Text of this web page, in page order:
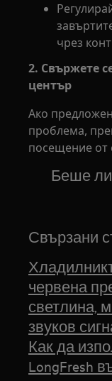
чрез
2. Свържете
център
Ако
проблема,
посещение от
Беше ли
Свързани
червена
светлина,
звуков
Как да
LongFresh